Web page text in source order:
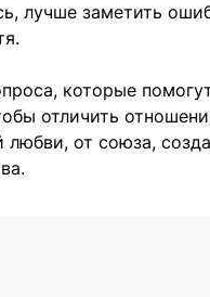
лучше заметить
которые
отличить
любви, от союза,